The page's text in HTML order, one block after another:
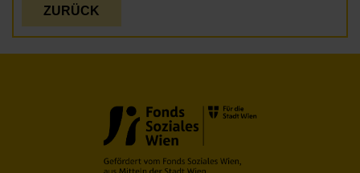
ZURÜCK